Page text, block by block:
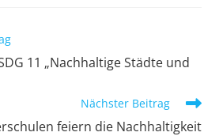
11 „Nachhaltige Städte und
Nächster Beitrag
feiern die Nachhaltigkeit